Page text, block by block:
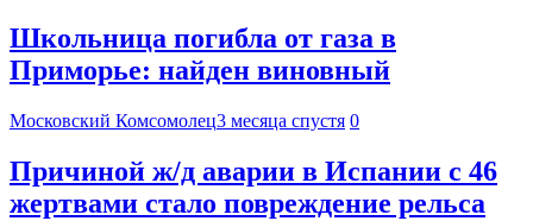
Школьница погибла от газа в
Приморье: найден виновный
Московский Комсомолец3 месяца спустя 0
Причиной ж/д аварии в Испании с 46
жертвами стало повреждение рельса